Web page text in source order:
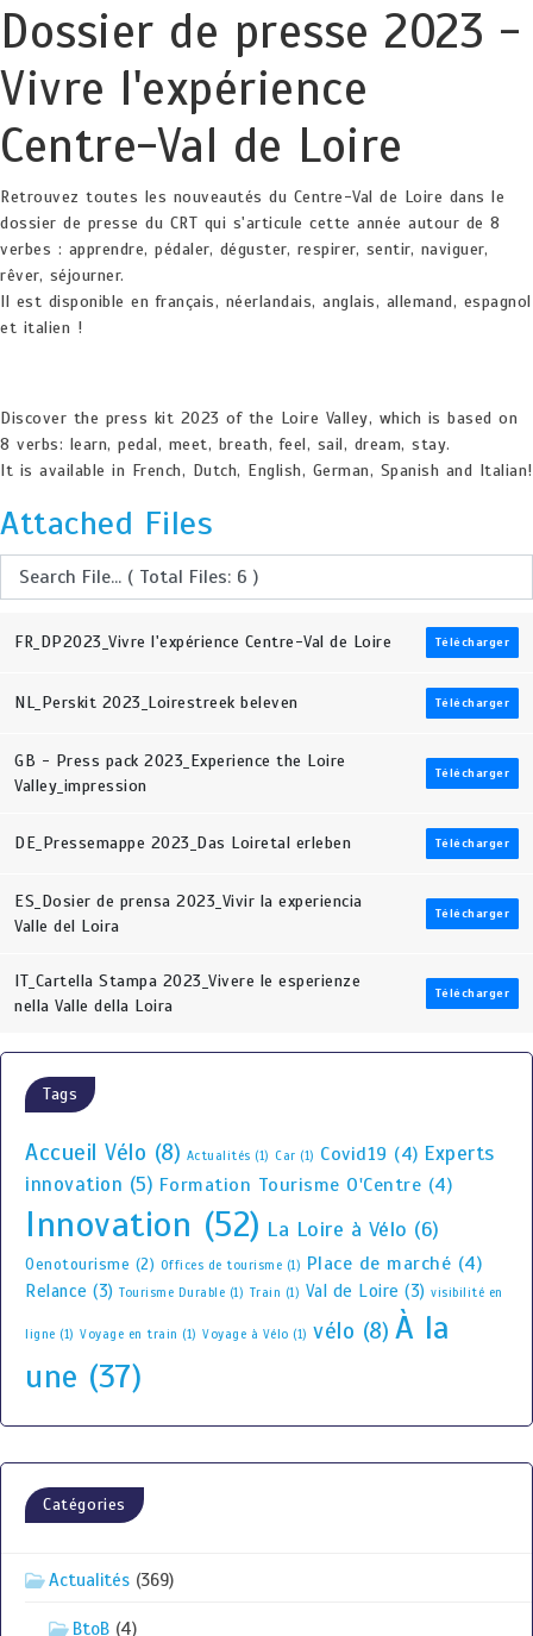
Dossier de presse 2023 -
Vivre l'expérience
Centre-Val de Loire
Retrouvez toutes les nouveautés du Centre-Val de Loire dans le
dossier de presse du CRT qui s'articule cette année autour de 8
verbes : apprendre, pédaler, déguster, respirer, sentir, naviguer,
rêver, séjourner.
Il est disponible en français, néerlandais, anglais, allemand, espagnol
et italien !
Discover the press kit 2023 of the Loire Valley, which is based on
8 verbs: learn, pedal, meet, breath, feel, sail, dream, stay.
It is available in French, Dutch, English, German, Spanish and Italian!
Attached Files
FR_DP2023_Vivre l'expérience Centre-Val de Loire Télécharger
NL_Perskit 2023_Loirestreek beleven Télécharger
GB - Press pack 2023_Experience the Loire
Valley_impression
Télécharger
DE_Pressemappe 2023_Das Loiretal erleben Télécharger
ES_Dosier de prensa 2023_Vivir la experiencia
Valle del Loira
Télécharger
IT_Cartella Stampa 2023_Vivere le esperienze
nella Valle della Loira
Télécharger
Tags
Accueil Vélo (8) Actualités (1) Car (1) Covid19 (4) Experts
innovation (5) Formation Tourisme O'Centre (4)
Innovation (52) La Loire à Vélo (6)
Oenotourisme (2) Offices de tourisme (1) Place de marché (4)
Relance (3) Tourisme Durable (1) Train (1) Val de Loire (3) visibilité en
ligne (1) Voyage en train (1) Voyage à Vélo (1) vélo (8) À la
une (37)
Catégories
Actualités (369)
BtoB (4)